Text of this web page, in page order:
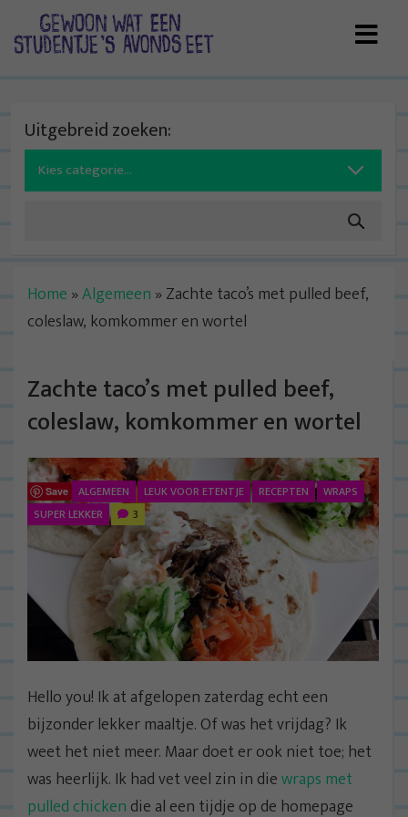
Uitgebreid zoeken:
Search
for:
Home »Algemeen » Zachte taco’s met pulled beef,
coleslaw, komkommer en wortel
Zachte taco’s met pulled beef,
coleslaw, komkommer en wortel
Save ALGEMEEN LEUK VOOR ETENTJE RECEPTEN
WRAPS
SUPER LEKKER
3
Hello you! Ik at afgelopen zaterdag echt een
bijzonder lekker maaltje. Of was het vrijdag? Ik
weet het niet meer. Maar doet er ook niet toe; het
was heerlijk. Ik had vet veel zin in diewraps met
pulled chicken die al een tijdje op de homepage